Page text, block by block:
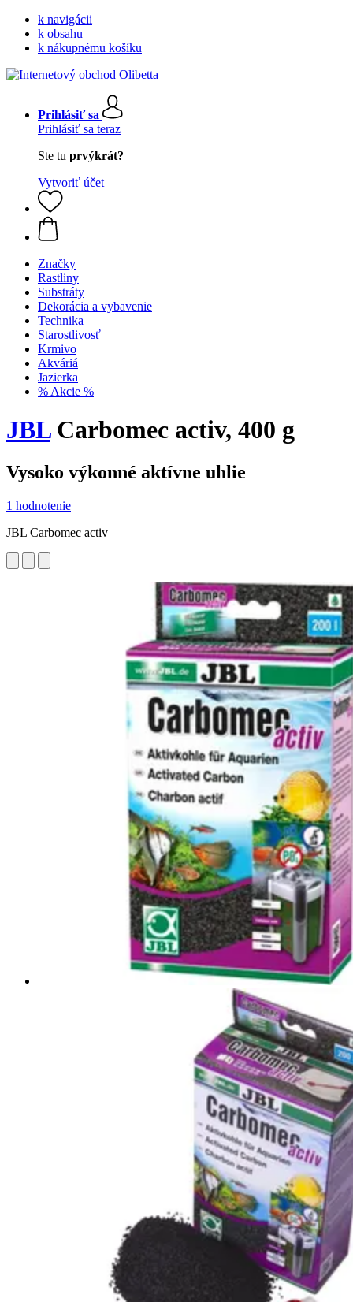
k navigácii
k obsahu
k nákupnému košíku
Prihlásiť sa
Prihlásiť sa teraz
Ste tu prvýkrát?
Vytvoriť účet
Značky
Rastliny
Substráty
Dekorácia a vybavenie
Technika
Starostlivosť
Krmivo
Akváriá
Jazierka
% Akcie %
JBLCarbomec activ, 400 g
Vysoko výkonné aktívne uhlie
1 hodnotenie
JBL Carbomec activ